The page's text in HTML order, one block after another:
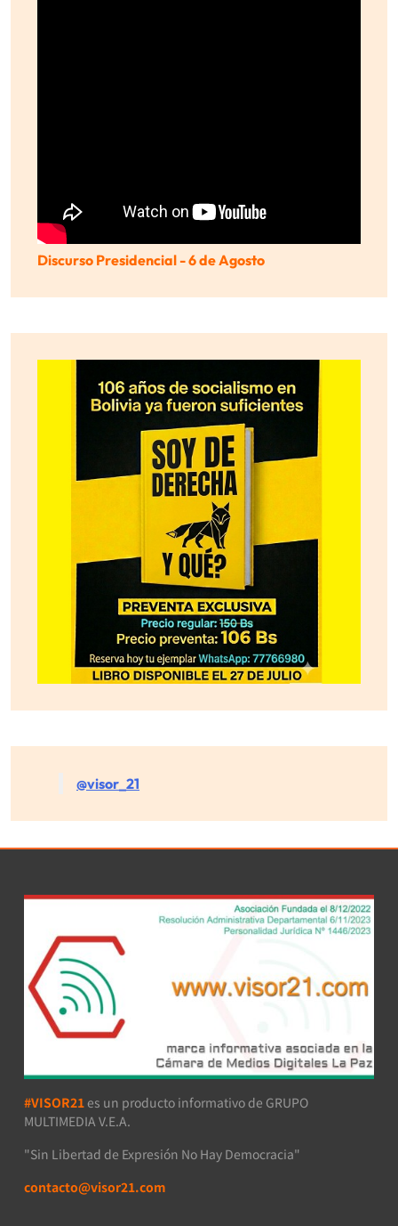
Discurso Presidencial - 6 de Agosto
@visor_21
#VISOR21 es un producto informativo de GRUPO
MULTIMEDIA V.E.A.
"Sin Libertad de Expresión No Hay Democracia"
contacto@visor21.com